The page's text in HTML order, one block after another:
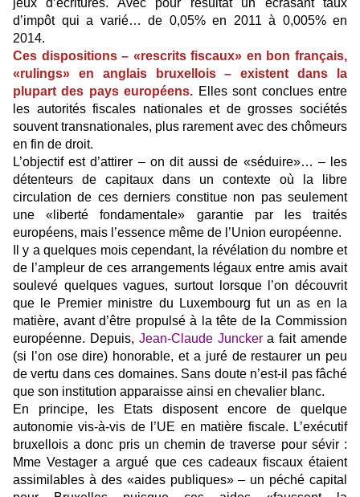
jeux d’écritures. Avec pour résultat un écrasant taux
d’impôt qui a varié… de 0,05% en 2011 à 0,005% en
2014.
Ces dispositions – «rescrits fiscaux» en bon français,
«rulings» en anglais bruxellois – existent dans la
plupart des pays européens. Elles sont conclues entre
les autorités fiscales nationales et de grosses sociétés
souvent transnationales, plus rarement avec des chômeurs
en fin de droit.
L’objectif est d’attirer – on dit aussi de «séduire»… – les
détenteurs de capitaux dans un contexte où la libre
circulation de ces derniers constitue non pas seulement
une «liberté fondamentale» garantie par les traités
européens, mais l’essence même de l’Union européenne.
Il y a quelques mois cependant, la révélation du nombre et
de l’ampleur de ces arrangements légaux entre amis avait
soulevé quelques vagues, surtout lorsque l’on découvrit
que le Premier ministre du Luxembourg fut un as en la
matière, avant d’être propulsé à la tête de la Commission
européenne. Depuis, Jean-Claude Junckera fait amende
(si l’on ose dire) honorable, et a juré de restaurer un peu
de vertu dans ces domaines. Sans doute n’est-il pas fâché
que son institution apparaisse ainsi en chevalier blanc.
En principe, les Etats disposent encore de quelque
autonomie vis-à-vis de l’UE en matière fiscale. L’exécutif
bruxellois a donc pris un chemin de traverse pour sévir :
Mme Vestager a argué que ces cadeaux fiscaux étaient
assimilables à des «aides publiques» – un péché capital